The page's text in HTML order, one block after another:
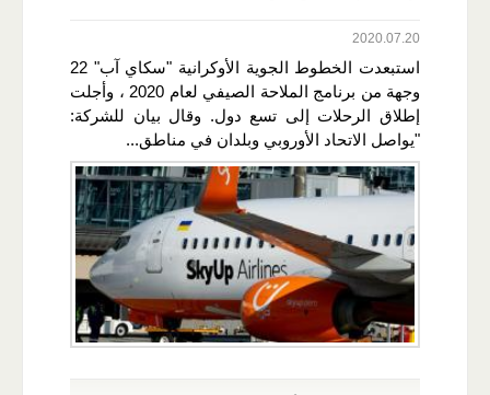
2020.07.20
استبعدت الخطوط الجوية الأوكرانية "سكاي آب" 22
وجهة من برنامج الملاحة الصيفي لعام 2020 ، وأجلت
إطلاق الرحلات إلى تسع دول. وقال بيان للشركة:
"يواصل الاتحاد الأوروبي وبلدان في مناطق...